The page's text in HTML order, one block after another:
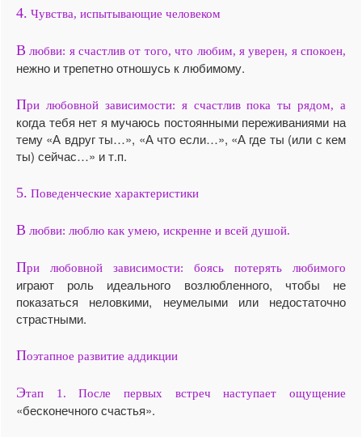
4. Чувства, испытывающие человеком
В любви: я счастлив от того, что любим, я уверен, я спокоен,
нежно и трепетно отношусь к любимому.
При любовной зависимости: я счастлив пока ты рядом, а
когда тебя нет я мучаюсь постоянными переживаниями на
тему «А вдруг ты…», «А что если…», «А где ты (или с кем
ты) сейчас…» и т.п.
5. Поведенческие характеристики
В любви: люблю как умею, искренне и всей душой.
При любовной зависимости: боясь потерять любимого
играют роль идеального возлюбленного, чтобы не
показаться неловкими, неумелыми или недостаточно
страстными.
Поэтапное развитие аддикции
Этап 1. После первых встреч наступает ощущение
«бесконечного счастья».